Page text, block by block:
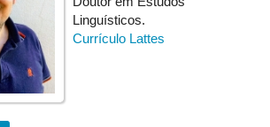
break
Linguísticos.
Currículo Lattes